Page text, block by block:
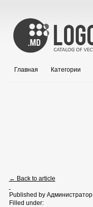
Главная Категории
← Back to article
Published byАдминистратор
Filled under: